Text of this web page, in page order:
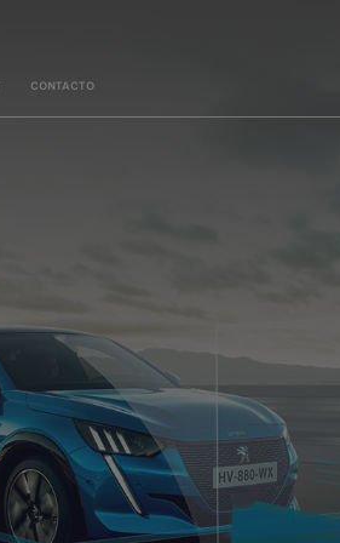
CONTACTO